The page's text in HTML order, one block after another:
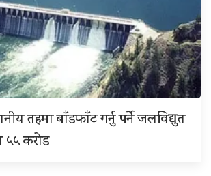
तहमा बाँडफाँट गर्नु पर्ने जलविद्युत
५५ करोड